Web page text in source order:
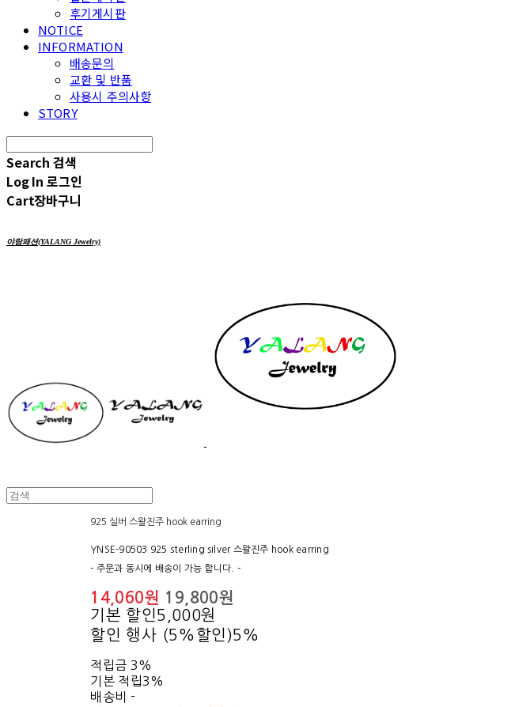
후기게시판
NOTICE
INFORMATION
배송문의
교환 및 반품
사용시 주의사항
STORY
Search 검색
Log In 로그인
Cart장바구니
야랑패션(YALANG Jewelry)
925 실버 스왈진주 hook earring
YNSE-90503 925 sterling silver 스왈진주 hook earring
- 주문과 동시에 배송이 가능 합니다. -
14,060원 19,800원
기본 할인5,000원
할인 행사 (5%할인)5%
적립금 3%
기본 적립3%
배송비 -